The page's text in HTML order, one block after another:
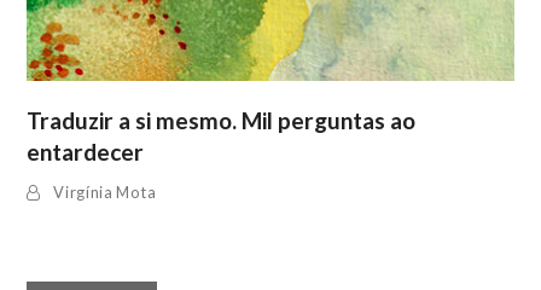
Traduzir a si mesmo. Mil perguntas ao
entardecer
Virgínia Mota